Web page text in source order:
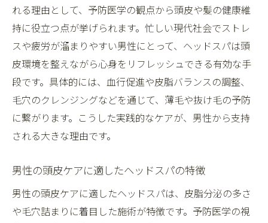
れる理由として、予防医学の観点から頭皮や髪の健康維
持に役立つ点が挙げられます。忙しい現代社会でストレ
スや疲労が溜まりやすい男性にとって、ヘッドスパは頭
皮環境を整えながら心身をリフレッシュできる有効な手
段です。具体的には、血行促進や皮脂バランスの調整、
毛穴のクレンジングなどを通じて、薄毛や抜け毛の予防
に繋がります。こうした実践的なケアが、男性から支持
される大きな理由です。
男性の頭皮ケアに適したヘッドスパの特徴
男性の頭皮ケアに適したヘッドスパは、皮脂分泌の多さ
や毛穴詰まりに着目した施術が特徴です。予防医学の視